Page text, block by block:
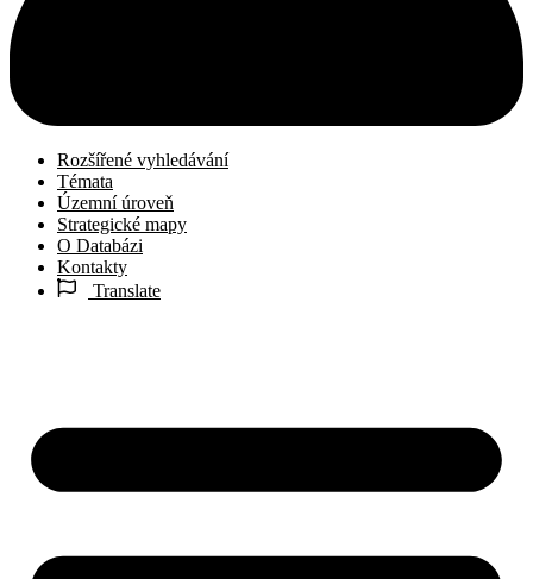
Rozšířené vyhledávání
Témata
Územní úroveň
Strategické mapy
O Databázi
Kontakty
Translate